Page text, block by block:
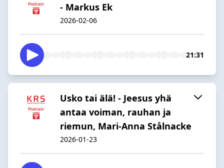
- Markus Ek
2026-02-06
21:31
Usko tai älä! - Jeesus yhä
antaa voiman, rauhan ja
riemun, Mari-Anna Stålnacke
2026-01-23